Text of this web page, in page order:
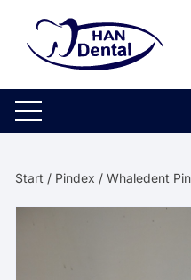
springen
Start / Pindex / Whaledent